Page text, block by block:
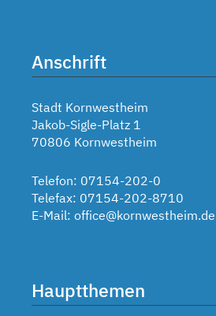
Anschrift
Stadt Kornwestheim
Jakob-Sigle-Platz 1
70806 Kornwestheim
Telefon: 07154-202-0
Telefax: 07154-202-8710
E-Mail: office@kornwestheim.de
Hauptthemen